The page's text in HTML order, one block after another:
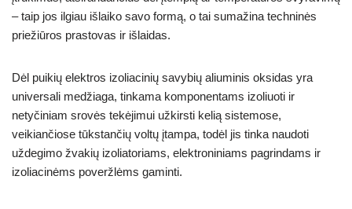
– taip jos ilgiau išlaiko savo formą, o tai sumažina techninės
priežiūros prastovas ir išlaidas.
Dėl puikių elektros izoliacinių savybių aliuminis oksidas yra
universali medžiaga, tinkama komponentams izoliuoti ir
netyčiniam srovės tekėjimui užkirsti kelią sistemose,
veikiančiose tūkstančių voltų įtampa, todėl jis tinka naudoti
uždegimo žvakių izoliatoriams, elektroniniams pagrindams ir
izoliacinėms poveržlėms gaminti.